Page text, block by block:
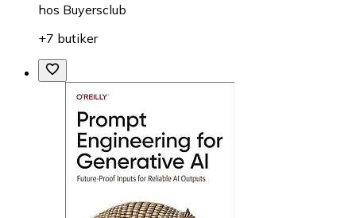
hos Buyersclub
+7 butiker